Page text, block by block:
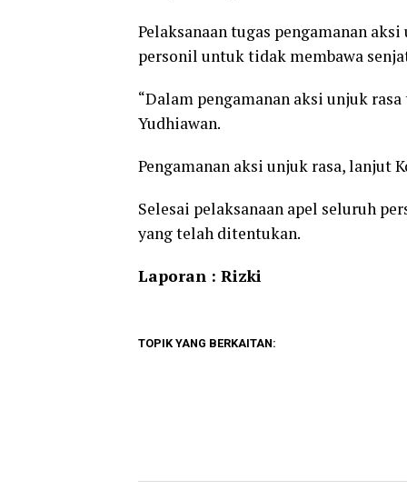
Pelaksanaan tugas pengamanan
personil untuk tidak membawa
“Dalam pengamanan aksi unjuk
Yudhiawan.
Pengamanan aksi unjuk rasa, lanjut
Selesai pelaksanaan apel seluruh
yang telah ditentukan.
Laporan : Rizki
TOPIK YANG BERKAITAN: